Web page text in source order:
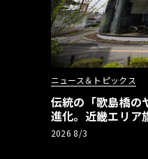
ニュース＆トピックス
伝統の「歌島橋の
進化。近畿エリア
ーアル
2026 8/3